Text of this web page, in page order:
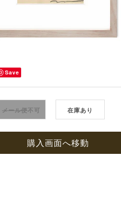
Save
メール便不可 在庫あり
購入画面へ移動